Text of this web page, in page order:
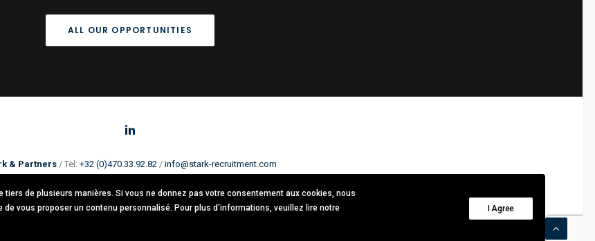
ALL OUR OPPORTUNITIES
& Partners/ Tel: +32 (0)470.33.92.82/ info@stark-recruitment.com
© 2021 Stark & Partners. All rights reserved.
de plusieurs manières. Si vous ne donnez pas votre consentement aux cookies, nous
vous proposer un contenu personnalisé. Pour plus d'informations, veuillez lire notre
I Agree